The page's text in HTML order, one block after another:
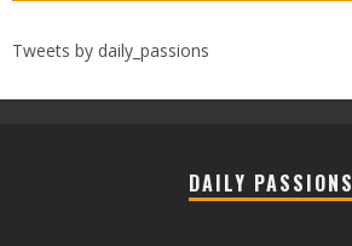
Tweets by daily_passions
DAILY PASSIONS